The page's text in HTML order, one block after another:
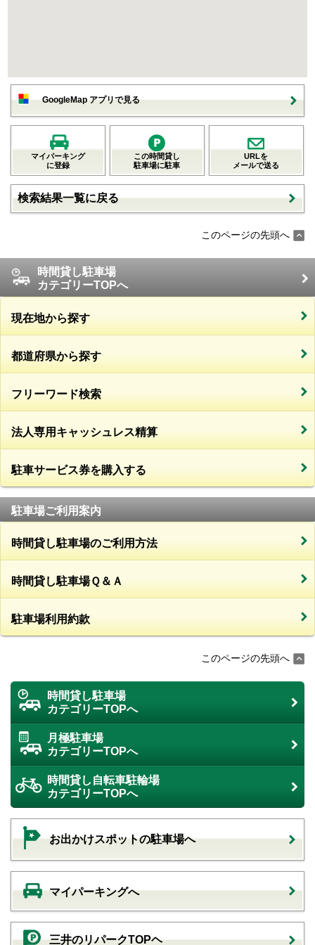
GoogleMap アプリで見る
マイパーキング
に登録
この時間貸し
駐車場に駐車
URLを
メールで送る
検索結果一覧に戻る
このページの先頭へ
時間貸し駐車場
カテゴリーTOPへ
現在地から探す
都道府県から探す
フリーワード検索
法人専用キャッシュレス精算
駐車サービス券を購入する
駐車場ご利用案内
時間貸し駐車場のご利用方法
時間貸し駐車場Ｑ＆Ａ
駐車場利用約款
このページの先頭へ
時間貸し駐車場
カテゴリーTOPへ
月極駐車場
カテゴリーTOPへ
時間貸し自転車駐輪場
カテゴリーTOPへ
お出かけスポットの駐車場へ
マイパーキングへ
三井のリパークTOPヘ